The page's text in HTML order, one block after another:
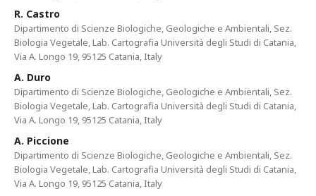
R. Castro
Dipartimento di Scienze Biologiche, Geologiche e Ambientali, Sez.
Biologia Vegetale, Lab. Cartografia Università degli Studi di Catania,
Via A. Longo 19, 95125 Catania, Italy
A. Duro
Dipartimento di Scienze Biologiche, Geologiche e Ambientali, Sez.
Biologia Vegetale, Lab. Cartografia Università degli Studi di Catania,
Via A. Longo 19, 95125 Catania, Italy
A. Piccione
Dipartimento di Scienze Biologiche, Geologiche e Ambientali, Sez.
Biologia Vegetale, Lab. Cartografia Università degli Studi di Catania,
Via A. Longo 19, 95125 Catania, Italy